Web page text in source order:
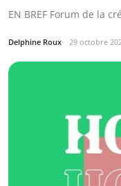
EN BREF Forum de la
Delphine Roux 29 octobre